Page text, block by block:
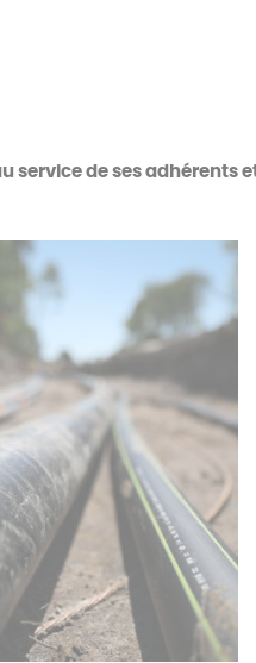
service de ses